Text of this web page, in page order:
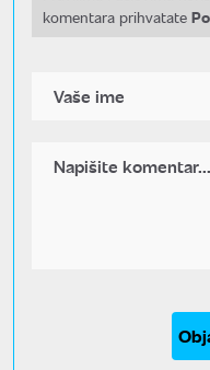
komentara prihvatate